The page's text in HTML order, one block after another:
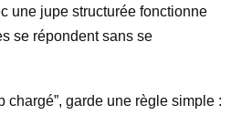
une jupe structurée fonctionne
se répondent sans se
chargé”, garde une règle simple :